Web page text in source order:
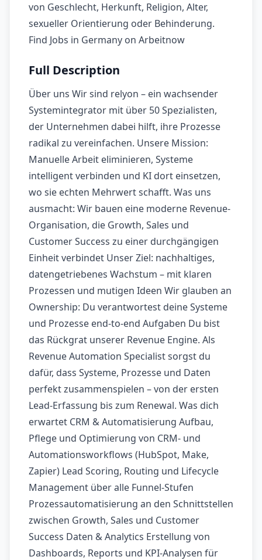
von Geschlecht, Herkunft, Religion, Alter,
sexueller Orientierung oder Behinderung.
Find Jobs in Germany on Arbeitnow
Full Description
Über uns Wir sind relyon – ein wachsender
Systemintegrator mit über 50 Spezialisten,
der Unternehmen dabei hilft, ihre Prozesse
radikal zu vereinfachen. Unsere Mission:
Manuelle Arbeit eliminieren, Systeme
intelligent verbinden und KI dort einsetzen,
wo sie echten Mehrwert schafft. Was uns
ausmacht: Wir bauen eine moderne Revenue-
Organisation, die Growth, Sales und
Customer Success zu einer durchgängigen
Einheit verbindet Unser Ziel: nachhaltiges,
datengetriebenes Wachstum – mit klaren
Prozessen und mutigen Ideen Wir glauben an
Ownership: Du verantwortest deine Systeme
und Prozesse end-to-end Aufgaben Du bist
das Rückgrat unserer Revenue Engine. Als
Revenue Automation Specialist sorgst du
dafür, dass Systeme, Prozesse und Daten
perfekt zusammenspielen – von der ersten
Lead-Erfassung bis zum Renewal. Was dich
erwartet CRM & Automatisierung Aufbau,
Pflege und Optimierung von CRM- und
Automationsworkflows (HubSpot, Make,
Zapier) Lead Scoring, Routing und Lifecycle
Management über alle Funnel-Stufen
Prozessautomatisierung an den Schnittstellen
zwischen Growth, Sales und Customer
Success Daten & Analytics Erstellung von
Dashboards, Reports und KPI-Analysen für